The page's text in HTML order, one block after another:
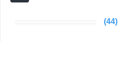
(44)